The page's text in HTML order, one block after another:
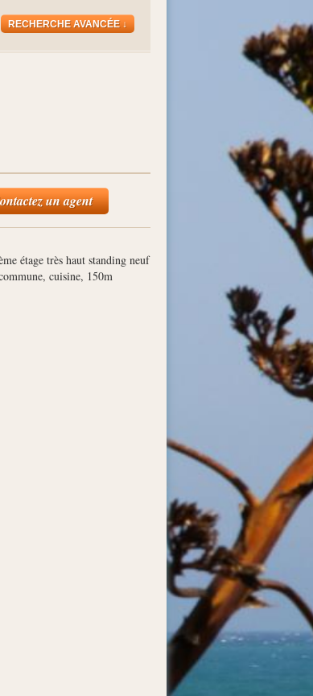
RECHERCHE AVANCÉE ↓
un agent
étage très haut standing neuf
cuisine, 150m